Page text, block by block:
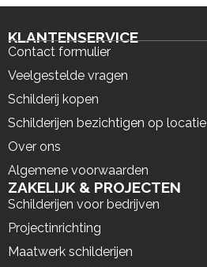
KLANTENSERVICE
Contact formulier
Veelgestelde vragen
Schilderij kopen
Schilderijen bezichtigen op locatie
Over ons
Algemene voorwaarden
ZAKELIJK & PROJECTEN
Schilderijen voor bedrijven
Projectinrichting
Maatwerk schilderijen